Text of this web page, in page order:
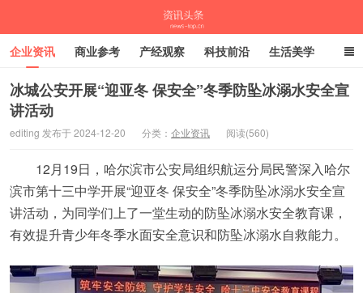
资讯头条
企业资讯 商业参考 产经观察 科技前沿 生活美学
时尚潮流 母婴亲子 专栏
冰城公安开展“迎亚冬 保安全”冬季防坠冰溺水安全宣
讲活动
editing 发布于 2024-12-20 分类： 企业资讯 阅读(560)
12月19日，哈尔滨市公安局组织航运分局民警深入哈尔
滨市第十三中学开展“迎亚冬 保安全”冬季防坠冰溺水安全宣
讲活动，为同学们上了一堂生动的防坠冰溺水安全教育课，
有效提升青少年冬季水面安全意识和防坠冰溺水自救能力。